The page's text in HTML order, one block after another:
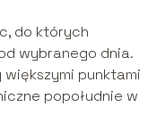
do których
wybranego dnia.
większymi punktami
popołudnie w